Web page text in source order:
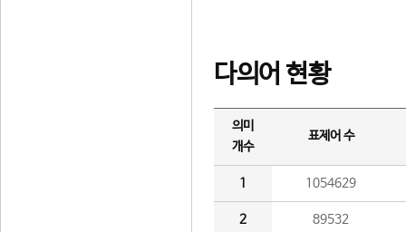
다의어 현황
의미
개수
표제어 수
1 1054629
2 89532